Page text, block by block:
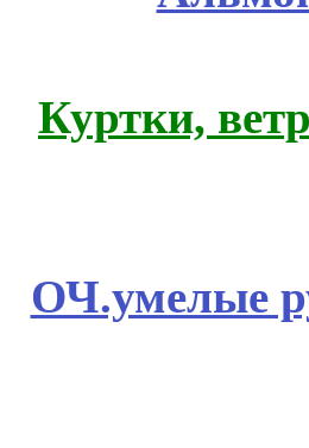
Куртки,
ОЧ.умелые